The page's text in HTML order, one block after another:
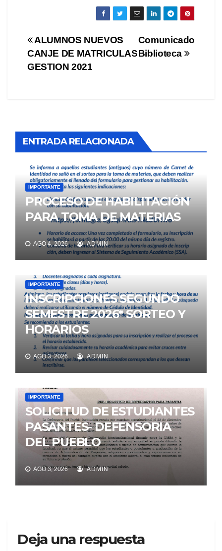
Navegación
de
Comunicado
Biblioteca
ALUMNOS NUEVOS
CANJE DE MATRICULAS
GESTION 2021
ENTRADA RELACIONADA
IMPORTANTE
PROCESO DE HABILITACIÓN
PARA TOMA DE MATERIAS
AGO 4, 2026 ADMIN
IMPORTANTE
INSCRIPCIONES SEGUNDO
SEMESTRE 2026* SORTEO Y
HORARIOS
AGO 3, 2026 ADMIN
IMPORTANTE
SOLICITUD DE ESTUDIANTES
PASANTES- DEFENSORIA
DEL PUEBLO
AGO 3, 2026 ADMIN
Deja una respuesta